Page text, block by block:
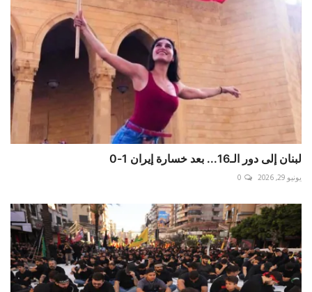
لبنان إلى دور الـ16... بعد خسارة إيران 1-0
يونيو 29, 2026 0